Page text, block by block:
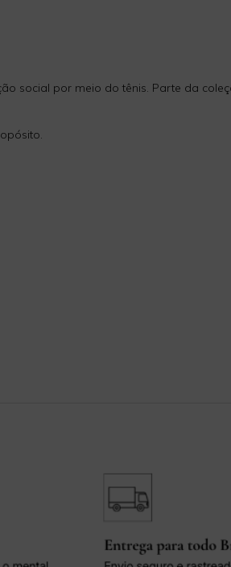
social por meio do tênis. Parte da